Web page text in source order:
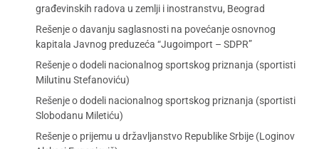
građevinskih radova u zemlji i inostranstvu, Beograd
Rešenje o davanju saglasnosti na povećanje osnovnog
kapitala Javnog preduzeća “Jugoimport – SDPR”
Rešenje o dodeli nacionalnog sportskog priznanja (sportisti
Milutinu Stefanoviću)
Rešenje o dodeli nacionalnog sportskog priznanja (sportisti
Slobodanu Miletiću)
Rešenje o prijemu u državljanstvo Republike Srbije (Loginov